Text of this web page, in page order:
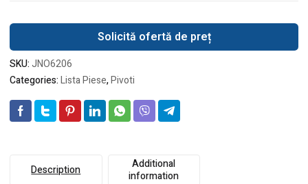
Solicită ofertă de preț
SKU:JNO6206
Categories:Lista Piese,Pivoti
Description
Additional
information